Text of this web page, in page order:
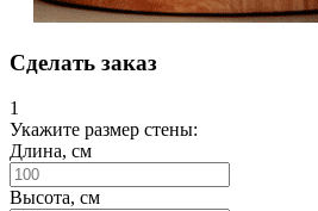
Сделать заказ
1
Укажите размер стены:
Длина, см
Высота, см